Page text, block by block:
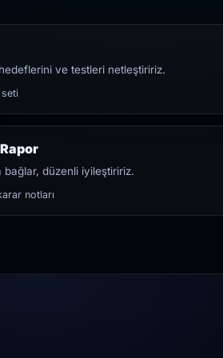
ve testleri netleştiririz.
seti
bağlar, düzenli iyileştiririz.
notları